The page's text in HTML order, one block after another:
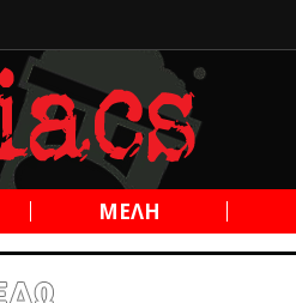
ΜΕΛΗ